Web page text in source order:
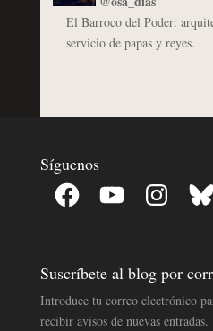
El Barroco del Poder:
servicio de papas y reyes.
Síguenos
Facebook YouTube Instagram
Suscríbete al blog por
Introduce tu correo electrónico
recibir avisos de nuevas entradas.